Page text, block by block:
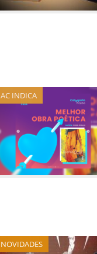
AC INDICA
NOVIDADES